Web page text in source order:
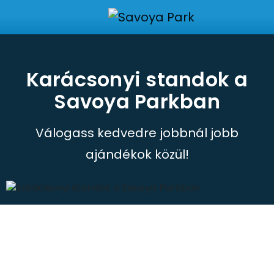
Karácsonyi standok a
Savoya Parkban
Válogass kedvedre jobbnál jobb
ajándékok közül!